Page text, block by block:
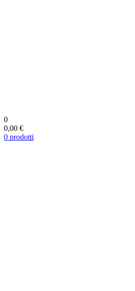
0
0,00 €
0 prodotti